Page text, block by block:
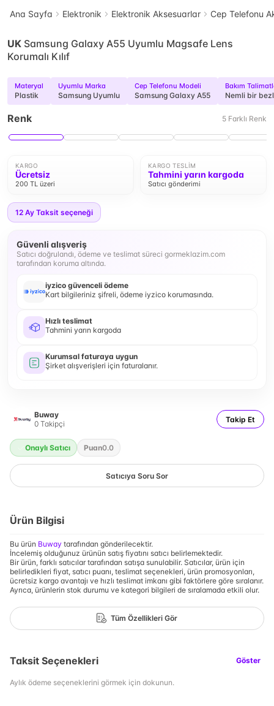
Ana Sayfa Elektronik Elektronik Aksesuarlar Cep Telefonu
UK Samsung Galaxy A55 Uyumlu Magsafe Lens
Korumalı Kılıf
Materyal
Plastik
Uyumlu Marka
Samsung Uyumlu
Cep Telefonu Modeli
Samsung Galaxy A55
Bakım
Nemli bir
Renk 5 Farklı Renk
KARGO
Ücretsiz
200 TL üzeri
KARGO TESLIM
Tahmini yarın kargoda
Satıcı gönderimi
12 Ay Taksit seçeneği
Güvenli alışveriş
Satıcı doğrulandı, ödeme ve teslimat süreci gormeklazim.com
tarafından koruma altında.
iyzico güvenceli ödeme
Kart bilgileriniz şifreli, ödeme iyzico korumasında.
Hızlı teslimat
Tahmini yarın kargoda
Kurumsal faturaya uygun
Şirket alışverişleri için faturalanır.
Buway
0 Takipçi Takip Et
Onaylı Satıcı Puan0.0
Satıcıya Soru Sor
Ürün Bilgisi
Bu ürün Buway tarafından gönderilecektir.
İncelemiş olduğunuz ürünün satış fiyatını satıcı belirlemektedir.
Bir ürün, farklı satıcılar tarafından satışa sunulabilir. Satıcılar, ürün için
belirledikleri fiyat, satıcı puanı, teslimat seçenekleri, ürün promosyonları,
ücretsiz kargo avantajı ve hızlı teslimat imkanı gibi faktörlere göre sıralanır.
Ayrıca, ürünlerin stok durumu ve kategori bilgileri de sıralamada etkili olur.
Tüm Özellikleri Gör
Taksit Seçenekleri Göster
Aylık ödeme seçeneklerini görmek için dokunun.